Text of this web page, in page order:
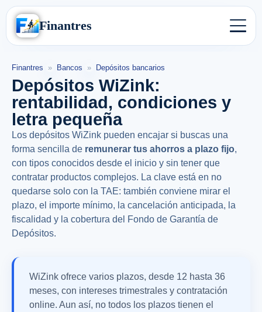
Finantres
Finantres » Bancos » Depósitos bancarios
Depósitos WiZink:
rentabilidad, condiciones y
letra pequeña
Los depósitos WiZink pueden encajar si buscas una
forma sencilla de remunerar tus ahorros a plazo fijo,
con tipos conocidos desde el inicio y sin tener que
contratar productos complejos. La clave está en no
quedarse solo con la TAE: también conviene mirar el
plazo, el importe mínimo, la cancelación anticipada, la
fiscalidad y la cobertura del Fondo de Garantía de
Depósitos.
WiZink ofrece varios plazos, desde 12 hasta 36
meses, con intereses trimestrales y contratación
online. Aun así, no todos los plazos tienen el